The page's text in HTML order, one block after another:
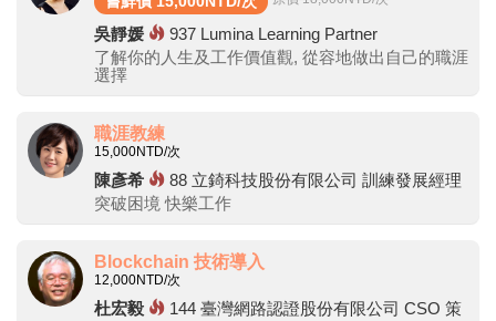
吳靜媛 937 Lumina Learning Partner
了解你的人生及工作價值觀, 從容地做出自己的職涯
選擇
職涯教練
15,000NTD/次
陳彥希 88 立錡科技股份有限公司 訓練發展經理
突破困境 快樂工作
Blockchain 技術導入
12,000NTD/次
杜宏毅 144 臺灣網路認證股份有限公司 CSO 策